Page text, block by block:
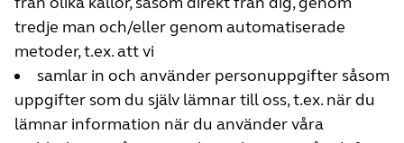
tredje man och/eller genom automatiserade
metoder, t.ex. att vi
samlar in och använder personuppgifter såsom
uppgifter som du själv lämnar till oss, t.ex. när du
lämnar information när du använder våra